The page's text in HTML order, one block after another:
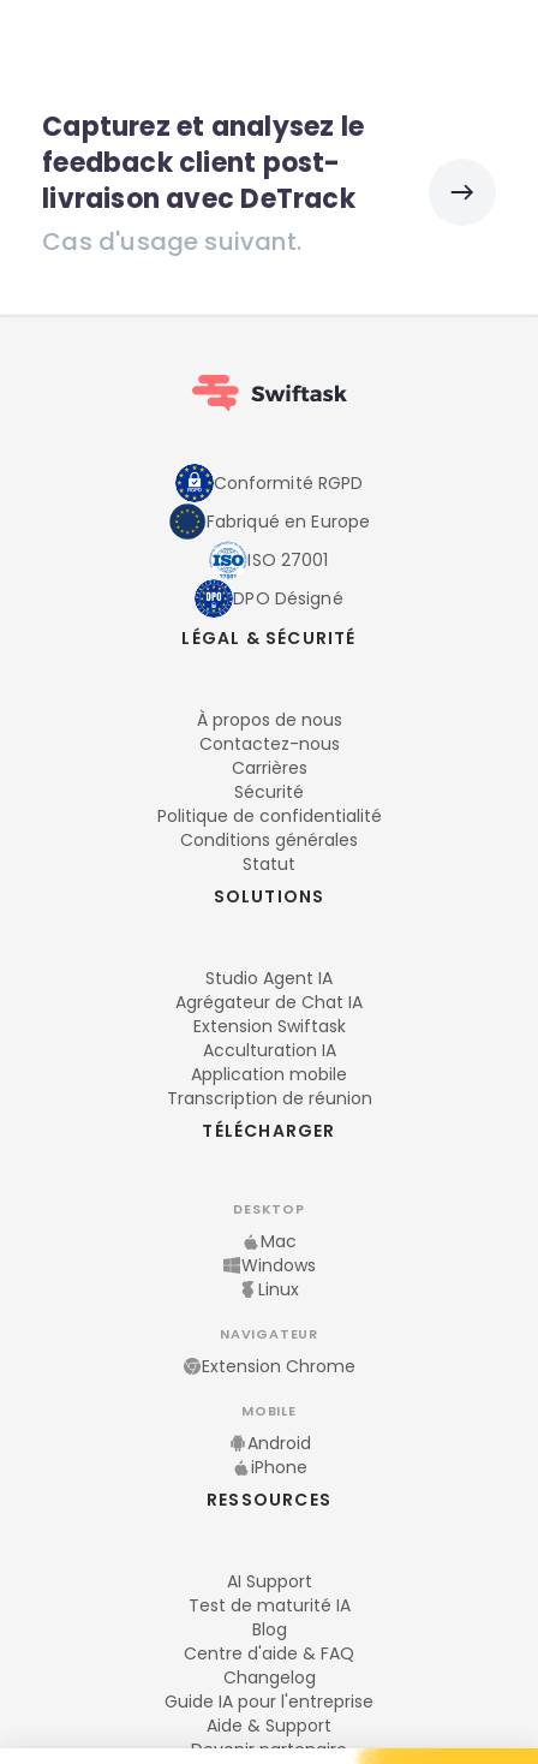
Capturez et analysez le
feedback client post-
livraison avec DeTrack
Cas d'usage suivant.
Conformité RGPD
Fabriqué en Europe
ISO 27001
DPO Désigné
LÉGAL & SÉCURITÉ
À propos de nous
Contactez-nous
Carrières
Sécurité
Politique de confidentialité
Conditions générales
Statut
SOLUTIONS
Studio Agent IA
Agrégateur de Chat IA
Extension Swiftask
Acculturation IA
Application mobile
Transcription de réunion
TÉLÉCHARGER
DESKTOP
Mac
Windows
Linux
NAVIGATEUR
Extension Chrome
MOBILE
Android
iPhone
RESSOURCES
AI Support
Test de maturité IA
Blog
Centre d'aide & FAQ
Changelog
Guide IA pour l'entreprise
Aide & Support
Devenir partenaire